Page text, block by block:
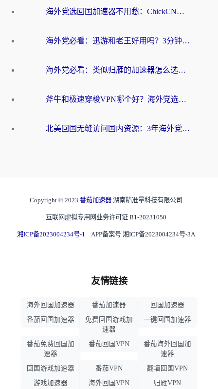
海外党选回国加速器不用愁：ChickCN和洞见哪个好？一篇搞定所有疑问
海外党必看：迅游和老王好用吗？3分钟选对加速国内网络的加速器
海外党必看：类似归雁的加速器怎么选？一篇搞定无缝访问国内资源
斧牛和极速穿梭VPN哪个好？海外党选回国加速器必看的真实对比与避坑指南
北美回国无缝访问国内资源：3年海外党亲测的加速器选择指南
Copyright © 2023 番茄加速器 湖南精准量科技有限公司
互联网虚拟专用网业务许可证 B1-20231050
湘ICP备2023004234号-1 APP备案号 湘ICP备2023004234号-3A
友情链接
海外回国加速器 番茄加速器
回国加速器
番茄回国加速器
免费回国游戏加
速器
一键回国加速器
番茄免费回国加
速器
番茄回国VPN
番茄海外回国加
速器
回国游戏加速器
番茄VPN
翻墙回国VPN
游戏加速器
海外回国VPN 归雁VPN